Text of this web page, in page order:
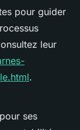
pour guider
leur
.
ses